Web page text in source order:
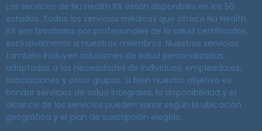
Los servicios de Nu Health RX están disponibles en los 50
estados. Todos los servicios médicos que ofrece Nu Health
RX son brindados por profesionales de la salud certificados,
exclusivamente a nuestros miembros. Nuestros servicios
también incluyen soluciones de salud personalizadas,
adaptadas a las necesidades de individuos, empleadores,
asociaciones y otros grupos. Si bien nuestro objetivo es
brindar servicios de salud integrales, la disponibilidad y el
alcance de los servicios pueden variar según la ubicación
geográfica y el plan de suscripción elegido.